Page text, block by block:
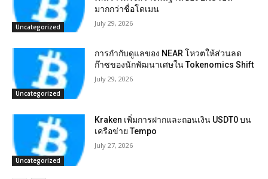
Uncategorized
มากกว่าชื่อโดเมน
July 29, 2026
Uncategorized
การกำกับดูแลของ NEAR โหวตให้ส่วนลด
ก๊าซของนักพัฒนาเศษใน Tokenomics Shift
July 29, 2026
Uncategorized
Kraken เพิ่มการฝากและถอนเงิน USDT0 บน
เครือข่าย Tempo
July 27, 2026